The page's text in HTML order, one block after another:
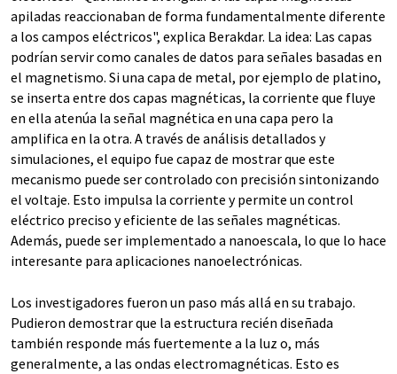
apiladas reaccionaban de forma fundamentalmente diferente
a los campos eléctricos", explica Berakdar. La idea: Las capas
podrían servir como canales de datos para señales basadas en
el magnetismo. Si una capa de metal, por ejemplo de platino,
se inserta entre dos capas magnéticas, la corriente que fluye
en ella atenúa la señal magnética en una capa pero la
amplifica en la otra. A través de análisis detallados y
simulaciones, el equipo fue capaz de mostrar que este
mecanismo puede ser controlado con precisión sintonizando
el voltaje. Esto impulsa la corriente y permite un control
eléctrico preciso y eficiente de las señales magnéticas.
Además, puede ser implementado a nanoescala, lo que lo hace
interesante para aplicaciones nanoelectrónicas.
Los investigadores fueron un paso más allá en su trabajo.
Pudieron demostrar que la estructura recién diseñada
también responde más fuertemente a la luz o, más
generalmente, a las ondas electromagnéticas. Esto es